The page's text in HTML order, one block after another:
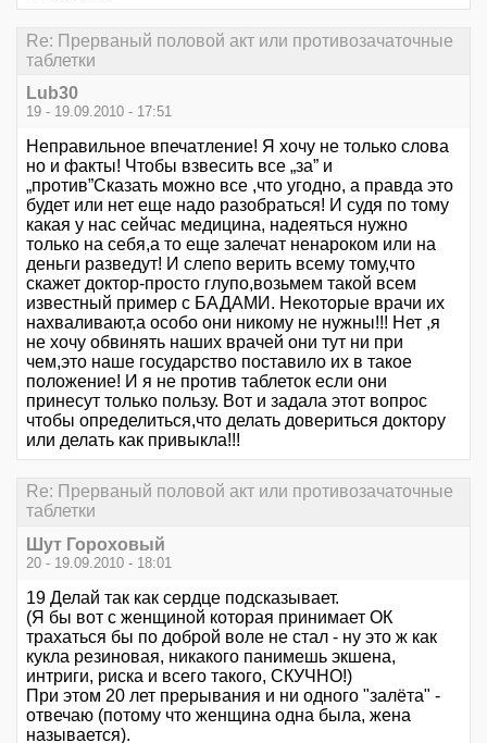
Re: Прерваный половой акт или противозачаточные
таблетки
Lub30
19 - 19.09.2010 - 17:51
Неправильное впечатление! Я хочу не только слова
но и факты! Чтобы взвесить все „за” и
„против”Сказать можно все ,что угодно, а правда это
будет или нет еще надо разобраться! И судя по тому
какая у нас сейчас медицина, надеяться нужно
только на себя,а то еще залечат ненароком или на
деньги разведут! И слепо верить всему тому,что
скажет доктор-просто глупо,возьмем такой всем
известный пример с БАДАМИ. Некоторые врачи их
нахваливают,а особо они никому не нужны!!! Нет ,я
не хочу обвинять наших врачей они тут ни при
чем,это наше государство поставило их в такое
положение! И я не против таблеток если они
принесут только пользу. Вот и задала этот вопрос
чтобы определиться,что делать довериться доктору
или делать как привыкла!!!
Re: Прерваный половой акт или противозачаточные
таблетки
Шут Гороховый
20 - 19.09.2010 - 18:01
19 Делай так как сердце подсказывает.
(Я бы вот с женщиной которая принимает ОК
трахаться бы по доброй воле не стал - ну это ж как
кукла резиновая, никакого панимешь экшена,
интриги, риска и всего такого, СКУЧНО!)
При этом 20 лет прерывания и ни одного "залёта" -
отвечаю (потому что женщина одна была, жена
называется).